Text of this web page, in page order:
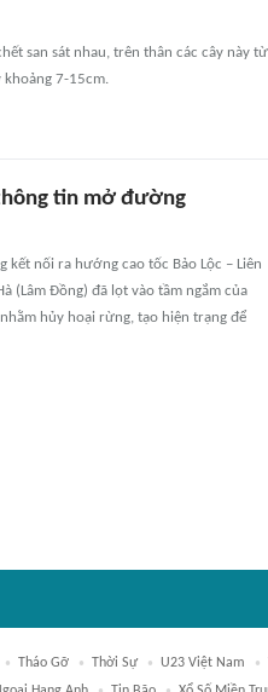
san sát nhau, trên thân các cây này từ
khoảng 7-15cm.
tin mở đường
nối ra hướng cao tốc Bảo Lộc – Liên
(Lâm Đồng) đã lọt vào tầm ngắm của
hủy hoại rừng, tạo hiện trạng để
Tháo Gỡ Thời Sự U23 Việt Nam